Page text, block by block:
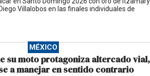
Villalobos en las finales individuales de
MÉXICO
su moto protagoniza altercado vial,
a manejar en sentido contrario